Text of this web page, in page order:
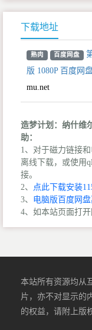
下载地址
熟肉 百度网盘
版 1080P 百度网
mu.net
造梦计划：纳什维
助：
1、对于磁力链接
离线下载，或使用
接。
2、 点此下载安装
3、 电脑版百度网
4、如本站页面打
本站所有资源均从
片，亦不对显示的
的权益，请附上版